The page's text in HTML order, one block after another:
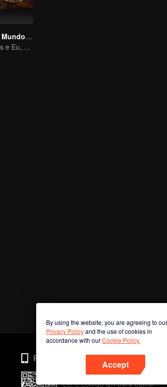
O Canto do Mundo é o Jantar
Minhas Irmãs e Eu, a Comida Cura a Vida
By using the website, you are agreeing to our
Privacy Policyand the use of cookies in
accordance with ourCookie Policy.
Accept
Phone
Ler o código QR para baixar